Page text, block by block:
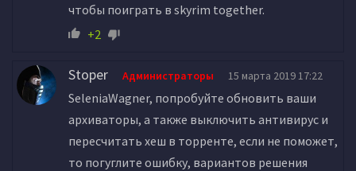
чтобы поиграть в skyrim together.
+2
Stoper Администраторы 15 марта 2019 17:22
SeleniaWagner, попробуйте обновить ваши
архиваторы, а также выключить антивирус и
пересчитать хеш в торренте, если не поможет,
то погуглите ошибку, вариантов решения